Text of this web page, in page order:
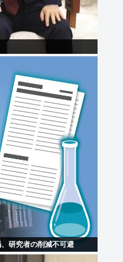
研究者の削減不可避